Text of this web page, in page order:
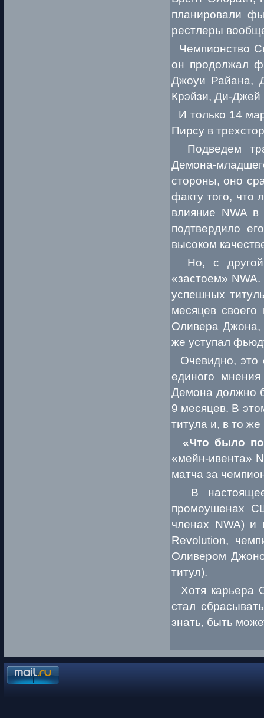
планировали
рестлеры
Чемпионство
он продолжал
Джоуи Райана,
Крэйзи, Ди-Джей
И только 14
Пирсу в
Подведем
Демона-
стороны, оно
факту того, что
влияние NWA в
подтвердило
высоком
Но, с другой
«застоем»
успешных
месяцев
Оливера Джона,
же уступал
Очевидно, это
единого
Демона должно
9 месяцев. В
титула и, в то же
«Что было
«мейн-ивента»
матча за
В настоящее
промоушенах
членах NWA) и
Revolution,
Оливером
титул).
Хотя карьера
стал
знать, быть